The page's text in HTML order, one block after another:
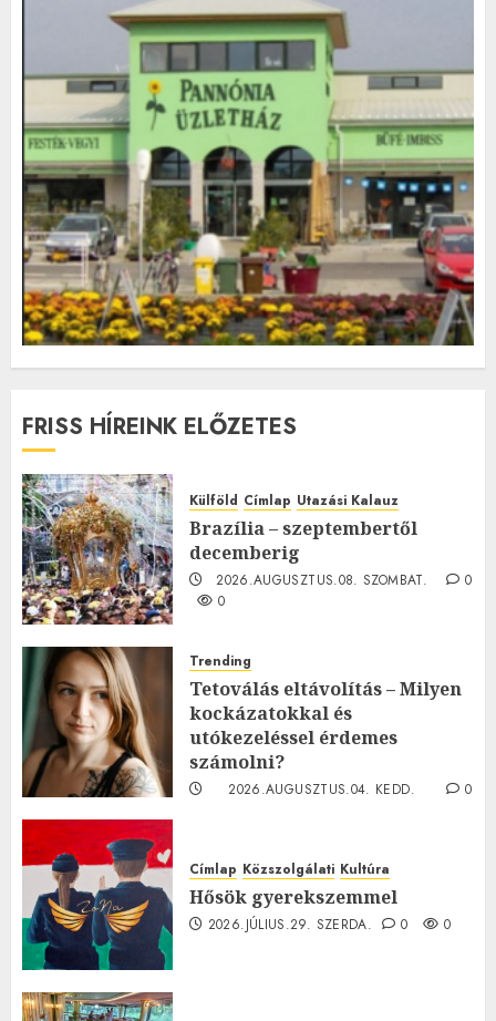
FRISS HÍREINK ELŐZETES
Külföld Címlap Utazási Kalauz
Brazília – szeptembertől
decemberig
2026.AUGUSZTUS.08. SZOMBAT.
0
0
Trending
Tetoválás eltávolítás – Milyen
kockázatokkal és
utókezeléssel érdemes
számolni?
2026.AUGUSZTUS.04. KEDD.
0
Címlap Közszolgálati Kultúra
Hősök gyerekszemmel
2026.JÚLIUS.29. SZERDA. 0 0